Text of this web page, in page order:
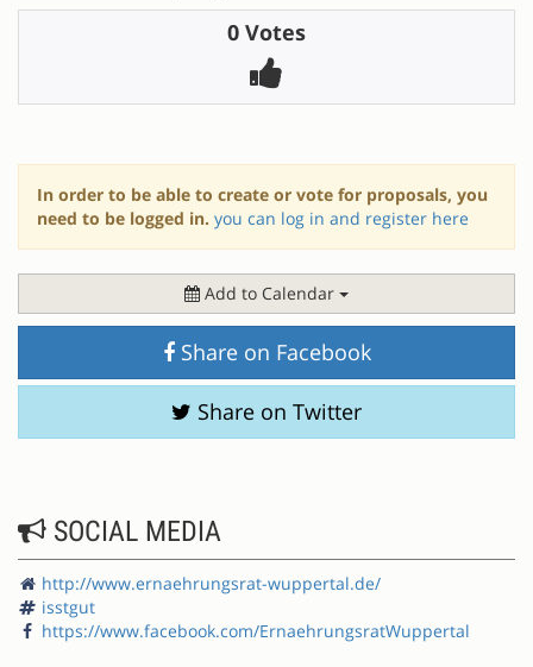
0 Votes
In order to be able to create or vote for proposals, you
need to be logged in. you can log in and register here
Add to Calendar
Share on Facebook
Share on Twitter
SOCIAL MEDIA
http://www.ernaehrungsrat-wuppertal.de/
isstgut
https://www.facebook.com/ErnaehrungsratWuppertal